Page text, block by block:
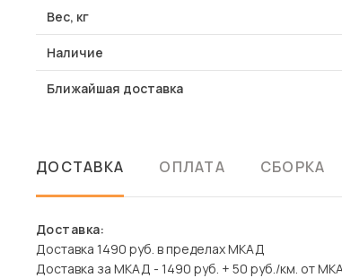
Вес, кг
Наличие
Ближайшая доставка
ДОСТАВКА ОПЛАТА СБОРКА
Доставка:
Доставка 1490 руб. в пределах МКАД
Доставка за МКАД - 1490 руб. + 50 руб./км. от